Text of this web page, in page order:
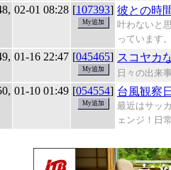
02-01 08:28 [107393] 彼との時
叶わないと
っています
01-16 22:47 [045465] スコヤカ
日々の出来
01-10 01:49 [054554] 台風観察
最近はサッ
ェンジ！日